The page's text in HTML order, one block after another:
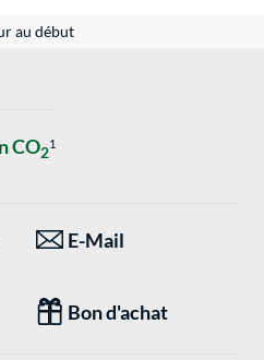
au début
CO21
E-Mail
Bon d'achat